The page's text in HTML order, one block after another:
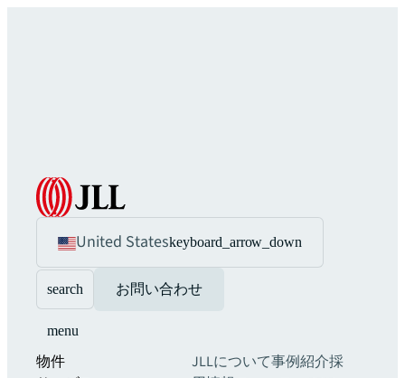
United Stateskeyboard_arrow_down
search お問い合わせ
menu
物件
JLLについて事例紹介採